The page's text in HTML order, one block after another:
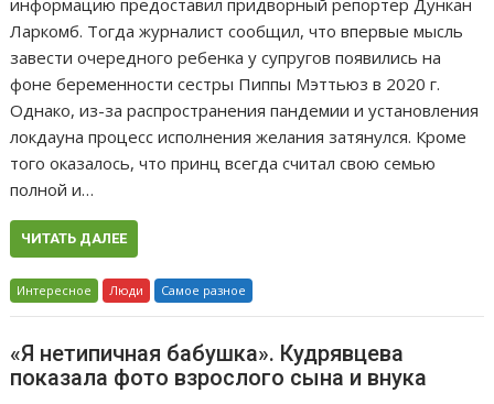
Ларкомб. Тогда журналист сообщил, что впервые мысль
завести очередного ребенка у супругов появились на
фоне беременности сестры Пиппы Мэттьюз в 2020 г.
Однако, из-за распространения пандемии и установления
локдауна процесс исполнения желания затянулся. Кроме
того оказалось, что принц всегда считал свою семью
полной и…
ЧИТАТЬ ДАЛЕЕ
Интересное Люди Самое разное
«Я нетипичная бабушка». Кудрявцева
показала фото взрослого сына и внука